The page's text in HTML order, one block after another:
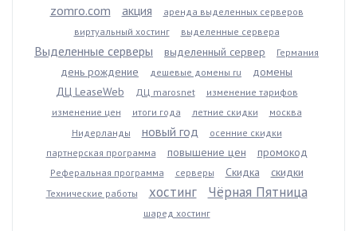
zomro.com акция
аренда выделенных серверов
виртуальный хостинг
выделенные сервера
Выделенные серверы выделенный сервер Германия
день рождение дешевые домены ru
домены
ДЦ LeaseWeb
ДЦ marosnet
изменение тарифов
изменение цен
итоги года летние скидки
москва
Нидерланды
новый год
осенние скидки
партнерская программа
повышение цен промокод
Реферальная программа серверы Скидка скидки
Технические работы хостинг Чёрная Пятница
шаред хостинг